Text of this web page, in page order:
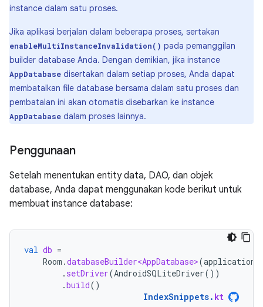
instance dalam satu proses.
Jika aplikasi berjalan dalam beberapa proses, sertakan
enableMultiInstanceInvalidation() pada pemanggilan
builder database Anda. Dengan demikian, jika instance
AppDatabase disertakan dalam setiap proses, Anda dapat
membatalkan file database bersama dalam satu proses dan
pembatalan ini akan otomatis disebarkan ke instance
AppDatabase dalam proses lainnya.
Penggunaan
Setelah menentukan entity data, DAO, dan objek
database, Anda dapat menggunakan kode berikut untuk
membuat instance database:
val db =
Room .databaseBuilder<AppDatabase>(
. setDriver(AndroidSQLiteDriver())
.build()
IndexSnippets. kt